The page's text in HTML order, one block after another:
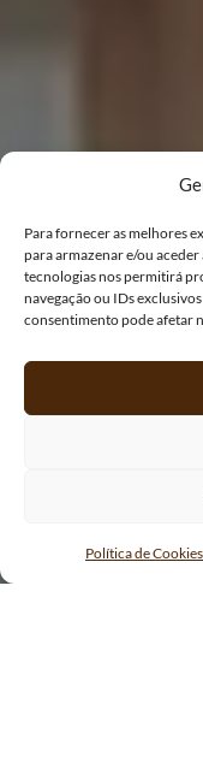
Para fornecer as melhores
para armazenar e/ou
tecnologias nos permitirá
navegação ou IDs
consentimento pode afetar
Política de Cookies